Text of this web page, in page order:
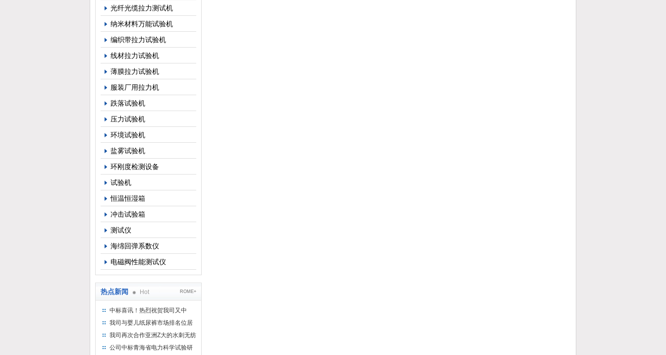
光纤光缆拉力测试机
纳米材料万能试验机
编织带拉力试验机
线材拉力试验机
薄膜拉力试验机
服装厂用拉力机
跌落试验机
压力试验机
环境试验机
盐雾试验机
环刚度检测设备
试验机
恒温恒湿箱
冲击试验箱
测试仪
海绵回弹系数仪
电磁阀性能测试仪
热点新闻 Hot ROME+
中标喜讯！热烈祝贺我司又中
标！
我司与婴儿纸尿裤市场排名位居
名的全日美实业合作成功！
我司再次合作亚洲Z大的水刺无纺
布供应商-南六企业！
公司中标青海省电力科学试验研